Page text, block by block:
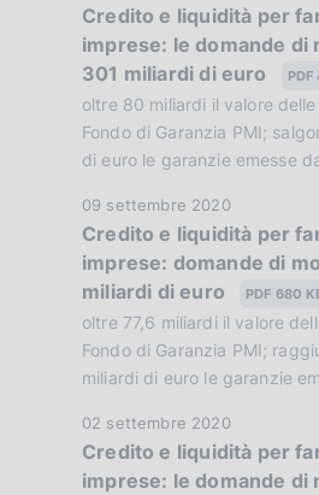
e
:
:
i
c
a
z
i
o
n
e
:
:
a
t
a
P
u
b
l
i
c
a
z
i
o
n
e
:
Credito e liquidità per
imprese: le domande di
301 miliardi di euro
PDF
oltre 80 miliardi il valore
Fondo di Garanzia PMI;
di euro le garanzie emesse
D
a
t
a
P
u
b
l
i
09 settembre 2020
Credito e liquidità per
imprese: domande di
miliardi di euro
PDF 680
oltre 77,6 miliardi il valore
Fondo di Garanzia PMI;
miliardi di euro le garanzie
D
a
t
02 settembre 2020
Credito e liquidità per
imprese: le domande di